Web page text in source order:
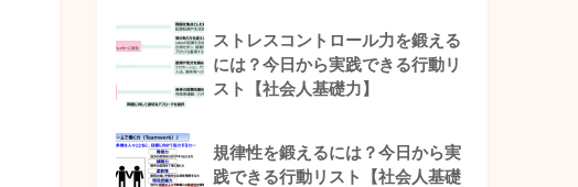
ストレスコントロール力を鍛える
には？今日から実践できる行動リ
スト【社会人基礎力】
規律性を鍛えるには？今日から実
践できる行動リスト【社会人基礎